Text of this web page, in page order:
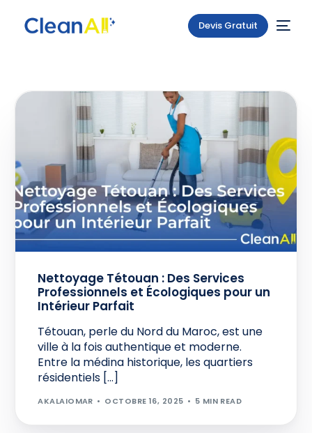
Devis Gratuit
Nettoyage Tétouan : Des Services
Professionnels et Écologiques pour un
Intérieur Parfait
Tétouan, perle du Nord du Maroc, est une
ville à la fois authentique et moderne.
Entre la médina historique, les quartiers
résidentiels […]
AKALAIOMAR OCTOBRE 16, 2025 5 MIN READ